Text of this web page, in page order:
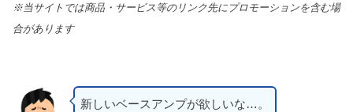
※当サイトでは商品・サービス等のリンク先にプロモーションを含む場
合があります
新しいベースアンプが欲しいな…。